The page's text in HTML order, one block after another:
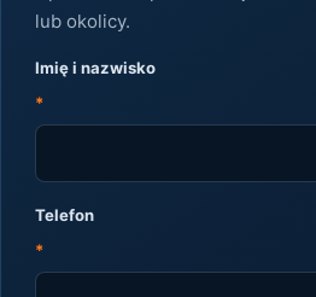
lub okolicy.
Imię i nazwisko
*
Telefon
*